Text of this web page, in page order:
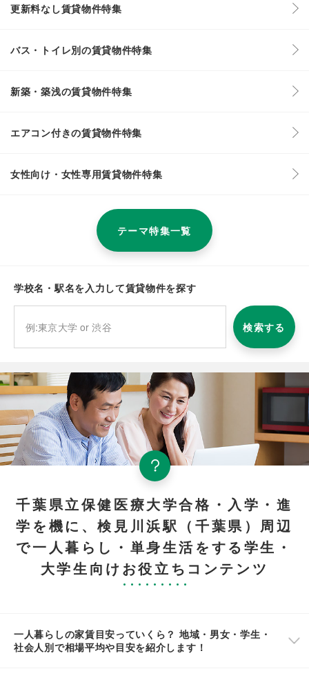
更新料なし賃貸物件特集
バス・トイレ別の賃貸物件特集
新築・築浅の賃貸物件特集
エアコン付きの賃貸物件特集
女性向け・女性専用賃貸物件特集
テーマ特集一覧
学校名・駅名を入力して賃貸物件を探す
検索する
千葉県立保健医療大学合格・入学・進
学を機に、検見川浜駅（千葉県）周辺
で一人暮らし・単身生活をする学生・
大学生向けお役立ちコンテンツ
一人暮らしの家賃目安っていくら？ 地域・男女・学生・
社会人別で相場平均や目安を紹介します！